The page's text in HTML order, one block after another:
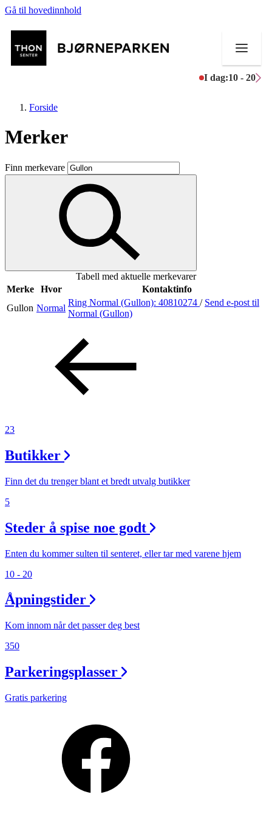
Gå til hovedinnhold
I dag:10 - 20
Butikker
Mat og drikke
Aktiviteter
Søk
Åpningstider
Praktisk informasjon
Gavekort
Finn frem
Forside
Merker
Finn merkevare
Tabell med aktuelle merkevarer
Merke
Hvor
Kontaktinfo
Gullon Normal
Ring Normal (Gullon): 40810274 / Send e-post til
Normal (Gullon)
23
Butikker
Finn det du trenger blant et bredt utvalg butikker
5
Steder å spise noe godt
Enten du kommer sulten til senteret, eller tar med varene hjem
10 - 20
Åpningstider
Kom innom når det passer deg best
350
Parkeringsplasser
Gratis parkering